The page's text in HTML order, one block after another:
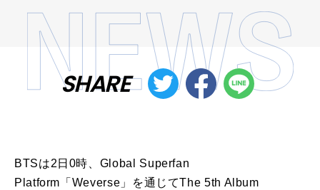
SHARE
BTSは2日0時、Global Superfan
Platform「Weverse」を通じてThe 5th Album